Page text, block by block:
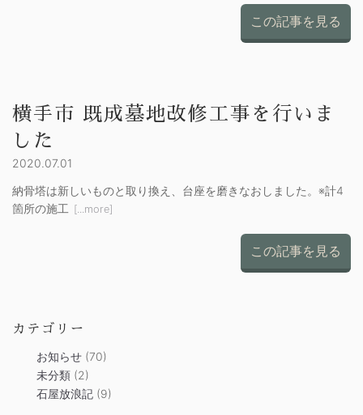
この記事を見る
横手市 既成墓地改修工事を行いま
した
2020.07.01
納骨塔は新しいものと取り換え、台座を磨きなおしました。※計4
箇所の施工 [...more]
この記事を見る
カテゴリー
お知らせ (70)
未分類 (2)
石屋放浪記 (9)